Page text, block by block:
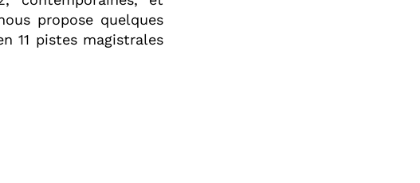
propose quelques
11 pistes magistrales